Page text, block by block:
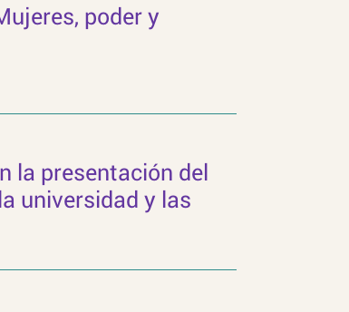
poder y
la presentación del
universidad y las